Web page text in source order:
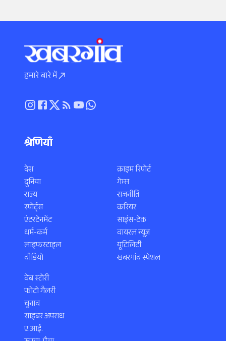
हमारे बारे में
श्रेणियाँ
देश
दुनिया
राज्य
स्पोर्ट्स
एंटरटेनमेंट
धर्म-कर्म
लाइफस्टाइल
वीडियो
क्राइम रिपोर्ट
गेम्स
राजनीति
करियर
साइंस-टेक
वायरल न्यूज़
यूटिलिटी
खबरगांव स्पेशल
वेब स्टोरी
फोटो गैलरी
चुनाव
साइबर अपराध
ए.आई.